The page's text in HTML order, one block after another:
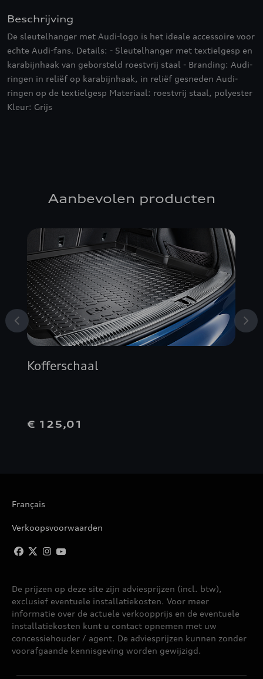
Beschrijving
De sleutelhanger met Audi-logo is het ideale accessoire voor
echte Audi-fans. Details: - Sleutelhanger met textielgesp en
karabijnhaak van geborsteld roestvrij staal - Branding: Audi-
ringen in reliëf op karabijnhaak, in reliëf gesneden Audi-
ringen op de textielgesp Materiaal: roestvrij staal, polyester
Kleur: Grijs
Aanbevolen producten
Kofferschaal
€ 125,01
Français
Verkoopsvoorwaarden
De prijzen op deze site zijn adviesprijzen (incl. btw),
exclusief eventuele installatiekosten. Voor meer
informatie over de actuele verkoopprijs en de eventuele
installatiekosten kunt u contact opnemen met uw
concessiehouder / agent. De adviesprijzen kunnen zonder
voorafgaande kennisgeving worden gewijzigd.